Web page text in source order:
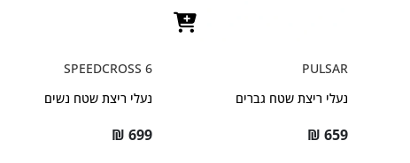
PULSAR
נעלי ריצת שטח גברים
₪ 659
SPEEDCROSS 6
נעלי ריצת שטח נשים
₪ 699